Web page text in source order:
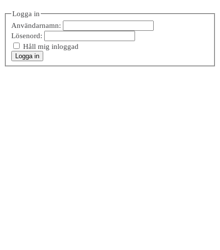
Logga in
Användarnamn:
Lösenord:
Håll mig inloggad
Logga in